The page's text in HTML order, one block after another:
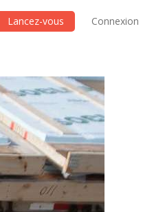
Lancez-vous Connexion